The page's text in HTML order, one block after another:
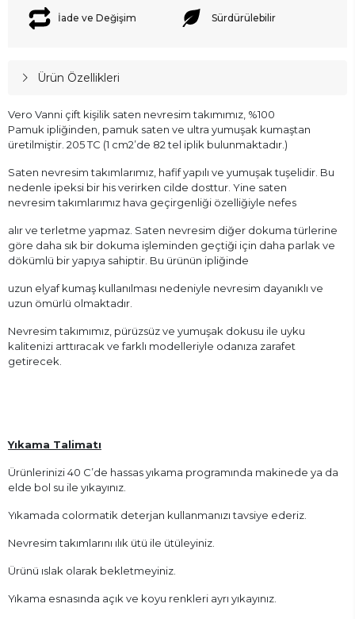
İade ve Değişim Sürdürülebilir
Ürün Özellikleri
Vero Vanni çift kişilik saten nevresim takımımız, %100
Pamuk ipliğinden, pamuk saten ve ultra yumuşak kumaştan
üretilmiştir. 205 TC (1 cm2’de 82 tel iplik bulunmaktadır.)
Saten nevresim takımlarımız, hafif yapılı ve yumuşak tuşelidir. Bu
nedenle ipeksi bir his verirken cilde dosttur. Yine saten
nevresim takımlarımız hava geçirgenliği özelliğiyle nefes
alır ve terletme yapmaz. Saten nevresim diğer dokuma türlerine
göre daha sık bir dokuma işleminden geçtiği için daha parlak ve
dökümlü bir yapıya sahiptir. Bu ürünün ipliğinde
uzun elyaf kumaş kullanılması nedeniyle nevresim dayanıklı ve
uzun ömürlü olmaktadır.
Nevresim takımımız, pürüzsüz ve yumuşak dokusu ile uyku
kalitenizi arttıracak ve farklı modelleriyle odanıza zarafet
getirecek.
Yıkama Talimatı
Ürünlerinizi 40 C’de hassas yıkama programında makinede ya da
elde bol su ile yıkayınız.
Yıkamada colormatik deterjan kullanmanızı tavsiye ederiz.
Nevresim takımlarını ılık ütü ile ütüleyiniz.
Ürünü ıslak olarak bekletmeyiniz.
Yıkama esnasında açık ve koyu renkleri ayrı yıkayınız.